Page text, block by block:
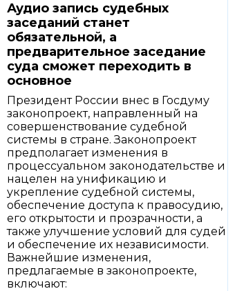
Аудио запись судебных
заседаний станет
обязательной, а
предварительное заседание
суда сможет переходить в
основное
Президент России внес в Госдуму
законопроект, направленный на
совершенствование судебной
системы в стране. Законопроект
предполагает изменения в
процессуальном законодательстве и
нацелен на унификацию и
укрепление судебной системы,
обеспечение доступа к правосудию,
его открытости и прозрачности, а
также улучшение условий для судей
и обеспечение их независимости.
Важнейшие изменения,
предлагаемые в законопроекте,
включают: